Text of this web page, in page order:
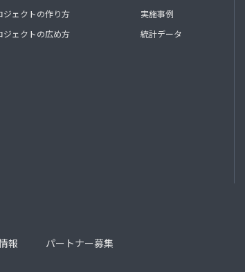
ジェクトの作り方
ジェクトの広め方
実施事例
統計データ
報 パートナー募集